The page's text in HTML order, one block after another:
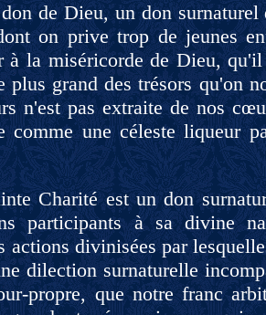
de Dieu, un don
on prive trop de jeunes
à la miséricorde de Dieu,
plus grand des trésors qu'on
n'est pas extraite de nos
comme une céleste liqueur
Charité est un don
participants à sa divine
actions divinisées par
dilection surnaturelle
propre, que notre franc